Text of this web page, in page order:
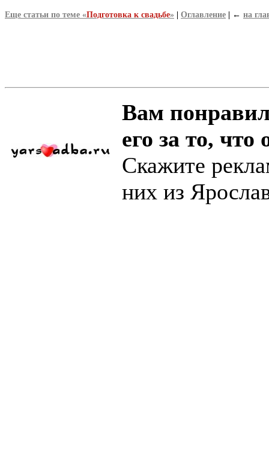
Еще статьи по теме «Подготовка к свадьбе» | Оглавление | ← на
Вам
его за то, что
Скажите
них из